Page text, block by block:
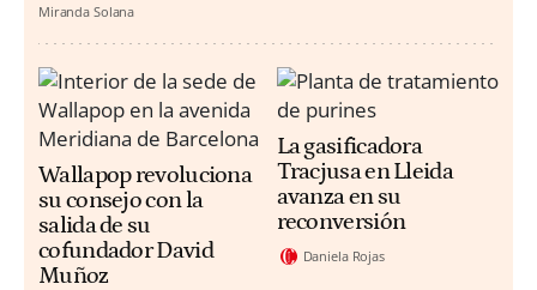
Miranda Solana
Wallapop revoluciona
su consejo con la
salida de su
cofundador David
Muñoz
La gasificadora
Tracjusa en Lleida
avanza en su
reconversión
Daniela Rojas